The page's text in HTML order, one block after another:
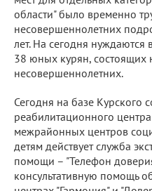
области" было временно
несовершеннолетних
лет. На сегодня нуждаются
38 юных курян, состоящих
несовершеннолетних.
Сегодня на базе Курского
реабилитационного
межрайонных центров
детям действует служба
помощи – "Телефон
консультативную помощь